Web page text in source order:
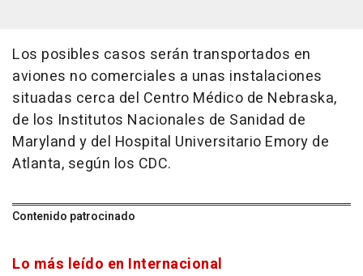
Los posibles casos serán transportados en
aviones no comerciales a unas instalaciones
situadas cerca del Centro Médico de Nebraska,
de los Institutos Nacionales de Sanidad de
Maryland y del Hospital Universitario Emory de
Atlanta, según los CDC.
Contenido patrocinado
Lo más leído en Internacional